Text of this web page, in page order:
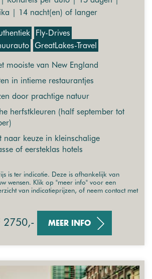
| 14 nacht(en) of langer
Fly-Drives
GreatLakes-Travel
mooiste van New England
in intieme restaurantjes
door prachtige natuur
herfstkleuren (half september tot
naar keuze in kleinschalige
of eersteklas hotels
is ter indicatie. Deze is afhankelijk van
wensen. Klik op "meer info" voor een
van indicatieprijzen, of neem contact met
2750,- MEER INFO